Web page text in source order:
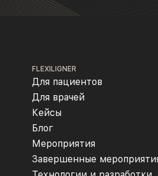
FLEXILIGNER
Для пациентов
Для врачей
Кейсы
Блог
Мероприятия
Завершенные